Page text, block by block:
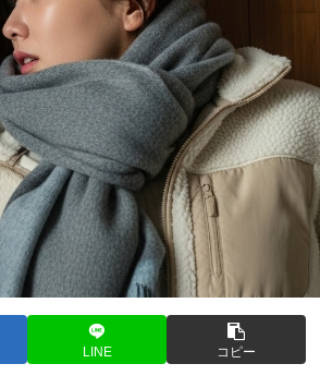
LINE コピー